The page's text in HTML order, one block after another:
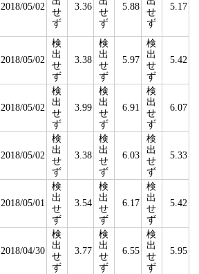
2018/05/02
せ
ず
3.36
せ
ず
5.88
せ
ず
5.17
2018/05/02
検
出
せ
ず
3.38
検
出
せ
ず
5.97
検
出
せ
ず
5.42
2018/05/02
検
出
せ
ず
3.99
検
出
せ
ず
6.91
検
出
せ
ず
6.07
2018/05/02
検
出
せ
ず
3.38
検
出
せ
ず
6.03
検
出
せ
ず
5.33
2018/05/01
検
出
せ
ず
3.54
検
出
せ
ず
6.17
検
出
せ
ず
5.42
2018/04/30
検
出
せ
ず
3.77
検
出
せ
ず
6.55
検
出
せ
ず
5.95